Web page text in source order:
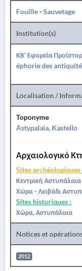
Fouille-Sauvetage
Institution(s)
ΚΒ' Εφορεία
éphorie des
Localisation /
Toponyme
Astypalaia, Kastello
Αρχαιολογικό
Sites archéologiques
Κεντρική Αστυπάλαια
Χώρα - Λειβάδι
Sites historiques :
Χώρα, Αστυπάλαια
Notices et
2012